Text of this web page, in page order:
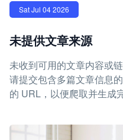
Sat Jul 04 2026
未提供文章来源
未收到可用的文章内容或
请提交包含多篇文章信息
的 URL，以便爬取并生成